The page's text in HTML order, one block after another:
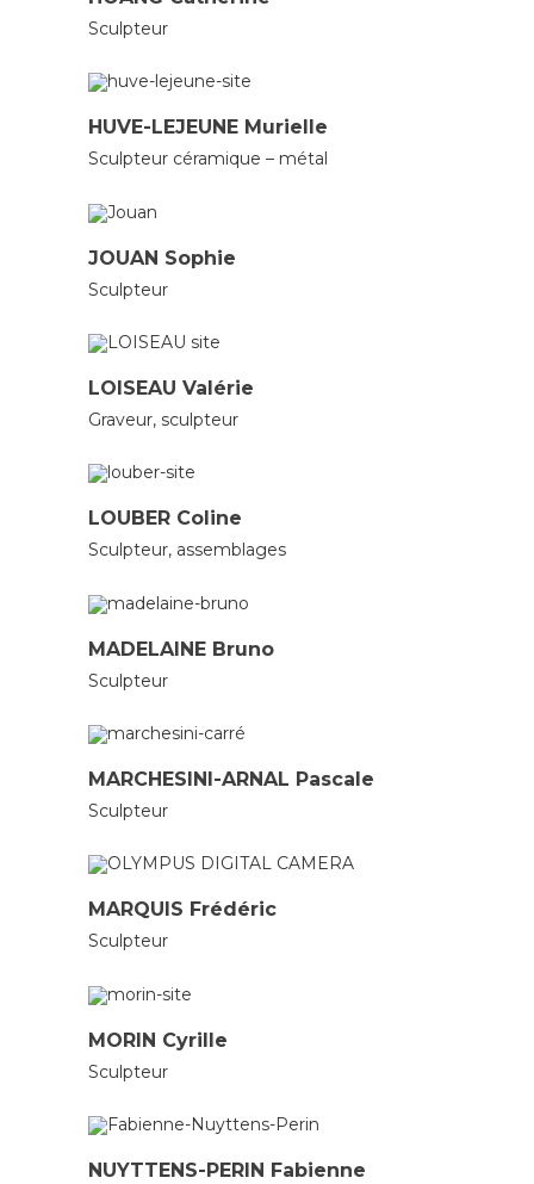
Sculpteur
CÉRAMISTES
HUVE-LEJEUNE Murielle
Sculpteur céramique – métal
JOUAN Sophie
Sculpteur
GRAVEURS
LOISEAU Valérie
Graveur, sculpteur
LOUBER Coline
Sculpteur, assemblages
MADELAINE Bruno
Sculpteur
MARCHESINI-ARNAL Pascale
Sculpteur
SCULPTEURS
MARQUIS Frédéric
Sculpteur
MORIN Cyrille
Sculpteur
GRAVEURS PEINTRES
NUYTTENS-PERIN Fabienne